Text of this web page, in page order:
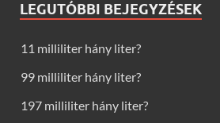
LEGUTÓBBI BEJEGYZÉSEK
11 milliliter hány liter?
99 milliliter hány liter?
197 milliliter hány liter?